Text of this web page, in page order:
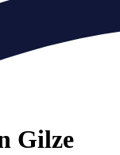
Gilze